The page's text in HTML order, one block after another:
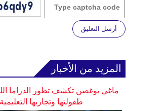
أرسل التعليق
المزيد من الأخبار
ماغي بوغصن تكشف تطور الدراما
طفولتها وتجاربها